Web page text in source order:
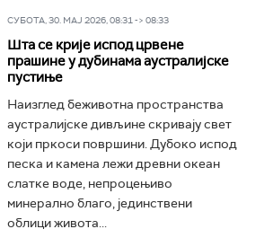
СУБОТА, 30. МАЈ 2026, 08:31 -> 08:33
Шта се крије испод црвене
прашине у дубинама аустралијске
пустиње
Наизглед беживотна пространства
аустралијске дивљине скривају свет
који пркоси површини. Дубоко испод
песка и камена лежи древни океан
слатке воде, непроцењиво
минерално благо, јединствени
облици живота...